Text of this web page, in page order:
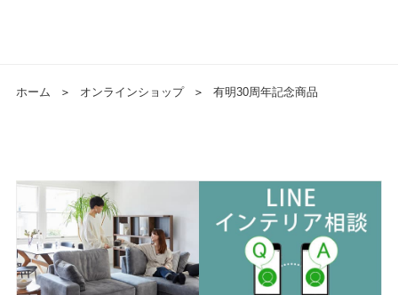
ホーム ＞ オンラインショップ ＞ 有明30周年記念商品